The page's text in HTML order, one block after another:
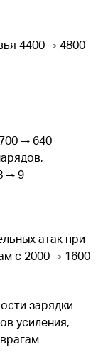
4400 → 4800
→ 640
→ 9
атак при
с 2000 → 1600
зарядки
усиления,